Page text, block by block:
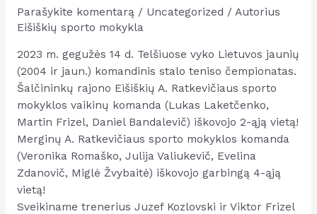
Parašykite komentarą / Uncategorized / Autorius
Eišiškių sporto mokykla
2023 m. gegužės 14 d. Telšiuose vyko Lietuvos jaunių
(2004 ir jaun.) komandinis stalo teniso čempionatas.
Šalčininkų rajono Eišiškių A. Ratkevičiaus sporto
mokyklos vaikinų komanda (Lukas Laketčenko,
Martin Frizel, Daniel Bandalevič) iškovojo 2-ąją vietą!
Merginų A. Ratkevičiaus sporto mokyklos komanda
(Veronika Romaško, Julija Valiukevič, Evelina
Zdanovič, Miglė Žvybaitė) iškovojo garbingą 4-ąją
vietą!
Sveikiname trenerius Juzef Kozlovski ir Viktor Frizel